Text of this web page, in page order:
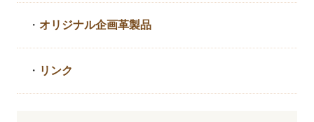
・ オリジナル企画革製品
・ リンク